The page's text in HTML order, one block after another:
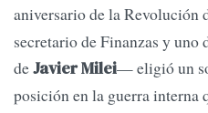
aniversario de la Revolución
secretario de Finanzas y uno
deJavier Milei— eligió un
posición en la guerra interna